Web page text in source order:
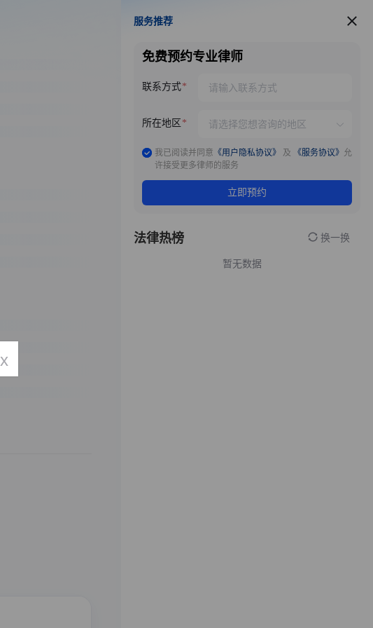
服务推荐
服务推荐
免费预约专业律师
联系方式
所在地区
我已阅读并同意 《用户隐私协议》 及 《服务协议》 允
许接受更多律师的服务
立即预约
法律热榜 换一换
暂无数据
x